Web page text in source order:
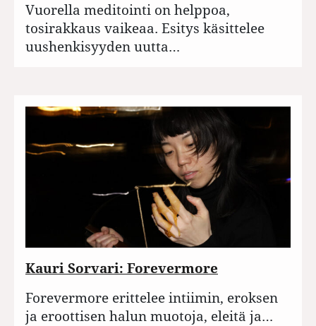
Vuorella meditointi on helppoa,
tosirakkaus vaikeaa. Esitys käsittelee
uushenkisyyden uutta…
Kauri Sorvari: Forevermore
Forevermore erittelee intiimin, eroksen
ja eroottisen halun muotoja, eleitä ja…